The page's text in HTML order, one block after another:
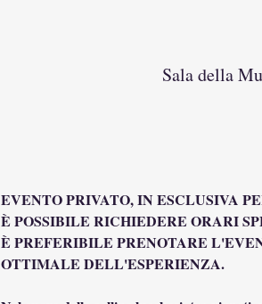
Sala della
EVENTO PRIVATO, IN ESCLUSIVA
È POSSIBILE RICHIEDERE ORARI
È PREFERIBILE PRENOTARE
OTTIMALE DELL'ESPERIENZA.